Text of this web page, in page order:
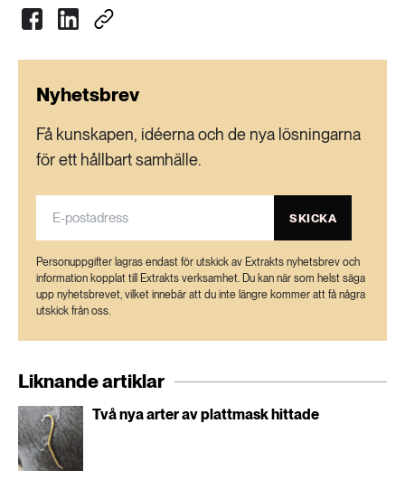
Nyhetsbrev
Få kunskapen, idéerna och de nya lösningarna
för ett hållbart samhälle.
SKICKA
Personuppgifter lagras endast för utskick av Extrakts nyhetsbrev och
information kopplat till Extrakts verksamhet. Du kan när som helst säga
upp nyhetsbrevet, vilket innebär att du inte längre kommer att få några
utskick från oss.
Liknande artiklar
Två nya arter av plattmask hittade